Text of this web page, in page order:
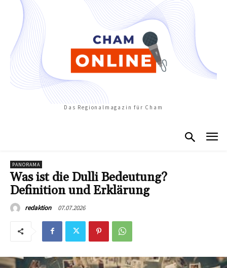
Das Regionalmagazin für Cham
PANORAMA
Was ist die Dulli Bedeutung?
Definition und Erklärung
redaktion 07.07.2026